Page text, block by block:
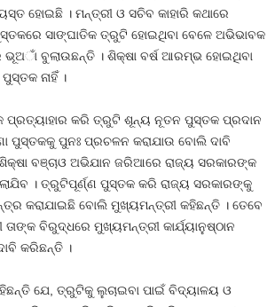
ହୋଇଛି । ମନ୍ତ୍ରୀ ଓ ସଚିବ କାହାରି କଥାରେ
ସାଙ୍ଘାତିକ ତ୍ରୁଟି ହୋଇଥିବା ବେଳେ ଅଭିଭାବକ
ଭୂଅାଁ ବୁଲାଉଛନ୍ତି । ଶିକ୍ଷା ବର୍ଷ ଆରମ୍ଭ ହୋଇଥିବା
ନାହିଁ ।
ପ୍ରତ୍ୟାହାର କରି ତ୍ରୁଟି ଶୂନ୍ୟ ନୂତନ ପୁସ୍ତକ ପ୍ରଦାନ
ପୁସ୍ତକକୁ ପୁନଃ ପ୍ରଚଳନ କରାଯାଉ ବୋଲି ଦାବି
ଶିକ୍ଷା ବଞ୍ଚାଓ ଅଭିଯାନ ଜରିଆରେ ରାଜ୍ୟ ସରକାରଙ୍କ
। ତ୍ରୁଟିପୂର୍ଣ୍ଣ ପୁସ୍ତକ କରି ରାଜ୍ୟ ସରକାରଙ୍କୁ
କରାଯାଇଛି ବୋଲି ମୁଖ୍ୟମନ୍ତ୍ରୀ କହିଛନ୍ତି । ତେବେ
ବିରୁଦ୍ଧରେ ମୁଖ୍ୟମନ୍ତ୍ରୀ କାର୍ଯ୍ୟାନୁଷ୍ଠାନ
କରିଛନ୍ତି ।
ଯେ, ତ୍ରୁଟିକୁ ଲୁଚାଇବା ପାଇଁ ବିଦ୍ୟାଳୟ ଓ